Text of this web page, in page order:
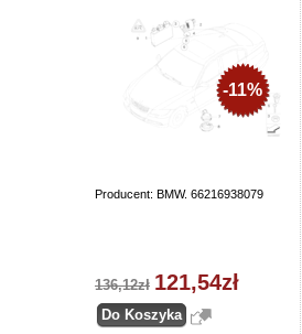
Producent: BMW. 66216938079
-11%
136,12zł 121,54zł